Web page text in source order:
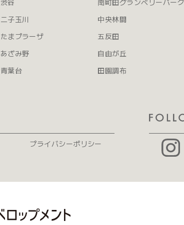
二子玉川
たまプラーザ
あざみ野
青葉台
中央林間
五反田
自由が丘
田園調布
プライバシーポリシー